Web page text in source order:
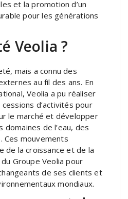
et la promotion d’un
pour les générations
Veolia ?
mais a connu des
au fil des ans. En
Veolia a pu réaliser
d’activités pour
le marché et développer
de l’eau, des
Ces mouvements
la croissance et de la
Groupe Veolia pour
de ses clients et
mondiaux.